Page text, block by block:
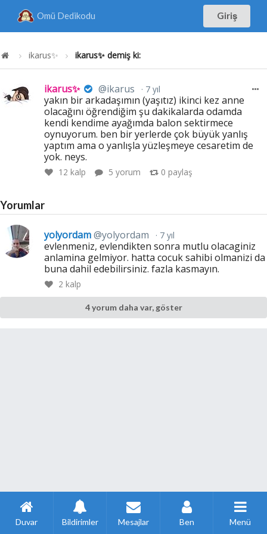
Omü Dedikodu Giriş
ikarus✨ ikarus✨ demiş ki:
ikarus✨ @ikarus 7 yıl
yakın bir arkadaşımın (yaşıtız) ikinci kez anne
olacağını öğrendiğim şu dakikalarda odamda
kendi kendime ayağımda balon sektirmece
oynuyorum. ben bir yerlerde çok büyük yanlış
yaptım ama o yanlışla yüzleşmeye cesaretim de
yok. neys.
12 kalp 5 yorum 0 paylaş
Yorumlar
yolyordam@yolyordam 7 yıl
evlenmeniz, evlendikten sonra mutlu olacaginiz
anlamina gelmiyor. hatta cocuk sahibi olmanizi da
buna dahil edebilirsiniz. fazla kasmayın.
2 kalp
4 yorum daha var, göster
Duvar Bildirimler Mesajlar Ben Menü